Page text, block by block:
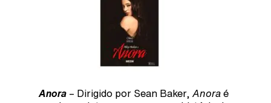
Anora – Dirigido por Sean Baker, Anora é